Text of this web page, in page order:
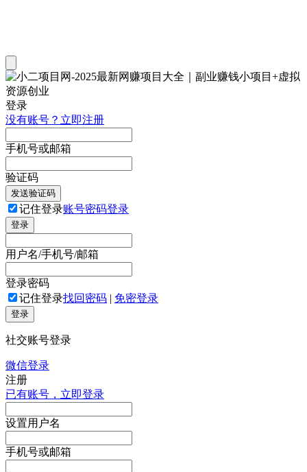
登录
没有账号？立即注册
手机号或邮箱
验证码
发送验证码
记住登录账号密码登录
登录
用户名/手机号/邮箱
登录密码
记住登录找回密码 | 免密登录
登录
社交账号登录
微信登录
注册
已有账号，立即登录
设置用户名
手机号或邮箱